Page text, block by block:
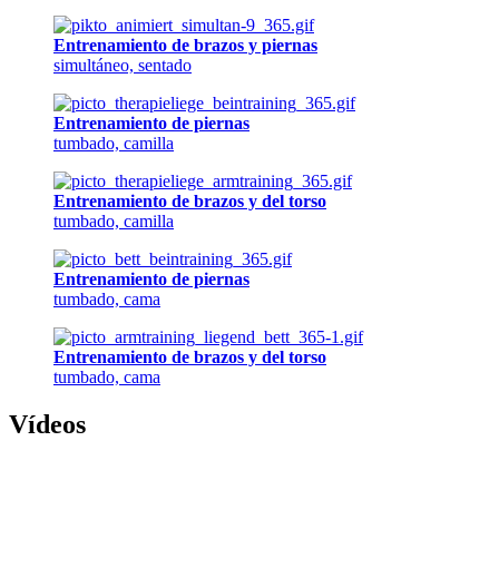
Entrenamiento de brazos y piernas
simultáneo, sentado
Entrenamiento de piernas
tumbado, camilla
Entrenamiento de brazos y del torso
tumbado, camilla
Entrenamiento de piernas
tumbado, cama
Entrenamiento de brazos y del torso
tumbado, cama
Vídeos